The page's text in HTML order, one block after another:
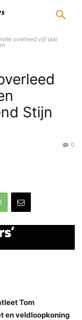
overleed vijf jaar
Stijn
0
Tom
en veldloopkoning